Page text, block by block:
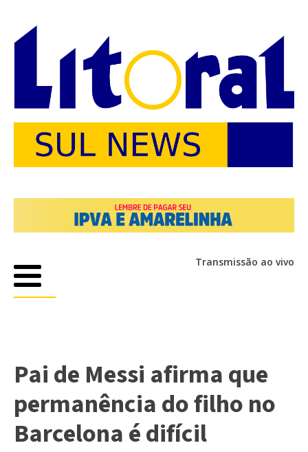
Transmissão ao vivo
Pai de Messi afirma que
permanência do filho no
Barcelona é difícil